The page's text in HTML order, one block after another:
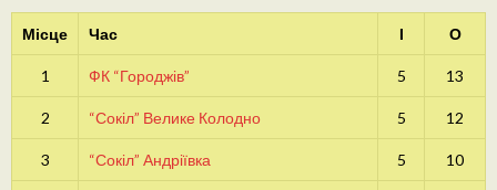
Місце Час І О
1 ФК “Городжів” 5 13
2 “Сокіл” Велике Колодно 5 12
3 “Сокіл” Андріївка 5 10